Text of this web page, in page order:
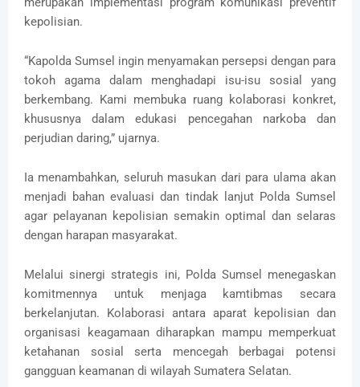
kepolisian.
“Kapolda Sumsel ingin menyamakan persepsi dengan para
tokoh agama dalam menghadapi isu-isu sosial yang
berkembang. Kami membuka ruang kolaborasi konkret,
khususnya dalam edukasi pencegahan narkoba dan
perjudian daring,” ujarnya.
Ia menambahkan, seluruh masukan dari para ulama akan
menjadi bahan evaluasi dan tindak lanjut Polda Sumsel
agar pelayanan kepolisian semakin optimal dan selaras
dengan harapan masyarakat.
Melalui sinergi strategis ini, Polda Sumsel menegaskan
komitmennya untuk menjaga kamtibmas secara
berkelanjutan. Kolaborasi antara aparat kepolisian dan
organisasi keagamaan diharapkan mampu memperkuat
ketahanan sosial serta mencegah berbagai potensi
gangguan keamanan di wilayah Sumatera Selatan.